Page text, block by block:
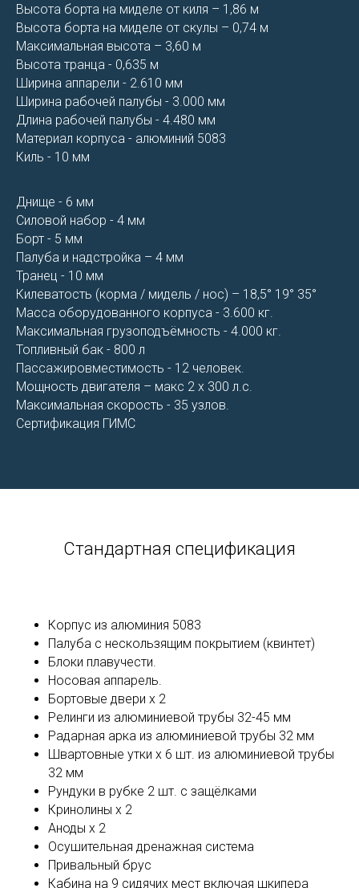
Высота борта на миделе от киля – 1,86 м
Высота борта на миделе от скулы – 0,74 м
Максимальная высота – 3,60 м
Высота транца - 0,635 м
Ширина аппарели - 2.610 мм
Ширина рабочей палубы - 3.000 мм
Длина рабочей палубы - 4.480 мм
Материал корпуса - алюминий 5083
Киль - 10 мм
Днище - 6 мм
Силовой набор - 4 мм
Борт - 5 мм
Палуба и надстройка – 4 мм
Транец - 10 мм
Килеватость (корма / мидель / нос) – 18,5° 19° 35°
Масса оборудованного корпуса - 3.600 кг.
Максимальная грузоподъёмность - 4.000 кг.
Топливный бак - 800 л
Пассажировместимость - 12 человек.
Мощность двигателя – макс 2 х 300 л.с.
Максимальная скорость - 35 узлов.
Сертификация ГИМС
Стандартная спецификация
Корпус из алюминия 5083
Палуба с нескользящим покрытием (квинтет)
Блоки плавучести.
Носовая аппарель.
Бортовые двери х 2
Релинги из алюминиевой трубы 32-45 мм
Радарная арка из алюминиевой трубы 32 мм
Швартовные утки x 6 шт. из алюминиевой трубы
32 мм
Рундуки в рубке 2 шт. с защёлками
Кринолины х 2
Аноды х 2
Осушительная дренажная система
Привальный брус
Кабина на 9 сидячих мест включая шкипера